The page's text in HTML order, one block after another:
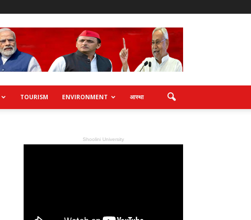
TOURISM ENVIRONMENT आस्था
Shoolini University